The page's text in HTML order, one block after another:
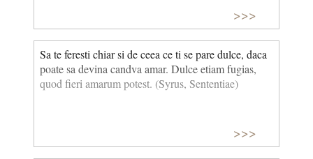
>>>
Sa te feresti chiar si de ceea ce ti se pare dulce, daca
poate sa devina candva amar. Dulce etiam fugias,
quod fieri amarum potest. (Syrus, Sententiae)
>>>